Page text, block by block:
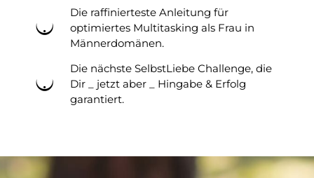
Die raffinierteste Anleitung für
optimiertes Multitasking als Frau in
Männerdomänen.
Die nächste SelbstLiebe Challenge, die
Dir _ jetzt aber _ Hingabe & Erfolg
garantiert.